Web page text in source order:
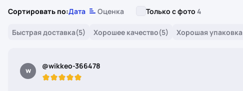
Сортировать по:Дата Оценка Только с фото 4
Быстрая доставка(5) Хорошее качество(5) Хорошая упаковка
w @wikkeo-366478